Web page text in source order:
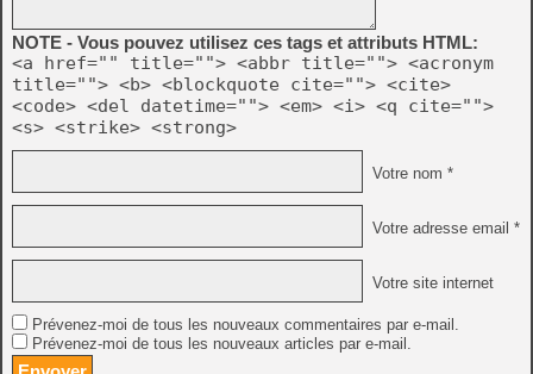
NOTE - Vous pouvez utilisez ces tags et attributs HTML:
<a href="" title=""> <abbr title=""> <acronym
title=""> <b> <blockquote cite=""> <cite>
<code> <del datetime=""> <em> <i> <q cite="">
<s> <strike> <strong>
Votre nom *
Votre adresse email *
Votre site internet
Prévenez-moi de tous les nouveaux commentaires par e-mail.
Prévenez-moi de tous les nouveaux articles par e-mail.